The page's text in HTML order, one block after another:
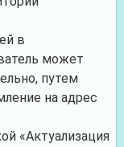
в
может
путем
на адрес
«Актуализация